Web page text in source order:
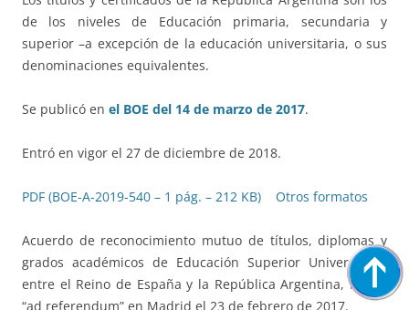
de los niveles de Educación primaria, secundaria y
superior –a excepción de la educación universitaria, o sus
denominaciones equivalentes.
Se publicó en el BOE del 14 de marzo de 2017.
Entró en vigor el 27 de diciembre de 2018.
PDF (BOE-A-2019-540 – 1 pág. – 212 KB) Otros formatos
Acuerdo de reconocimiento mutuo de títulos, diplomas y
grados académicos de Educación Superior Universitaria
entre el Reino de España y la República Argentina, hecho
“ad referendum” en Madrid el 23 de febrero de 2017.